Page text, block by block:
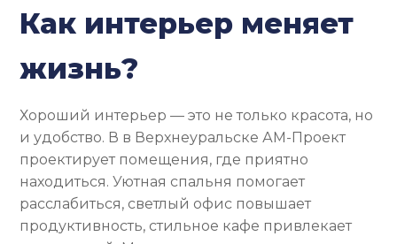
Как интерьер меняет
жизнь?
Хороший интерьер — это не только красота, но
и удобство. В в Верхнеуральске АМ-Проект
проектирует помещения, где приятно
находиться. Уютная спальня помогает
расслабиться, светлый офис повышает
продуктивность, стильное кафе привлекает